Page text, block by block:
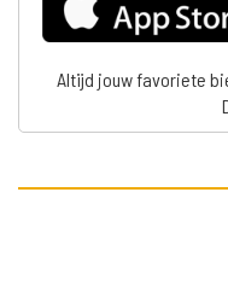
Altijd jouw favoriete